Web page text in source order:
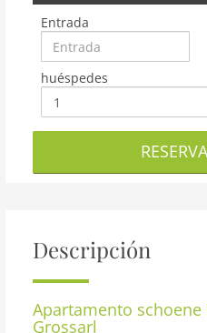
Entrada
huéspedes
Descripción
Apartamento
Grossarl